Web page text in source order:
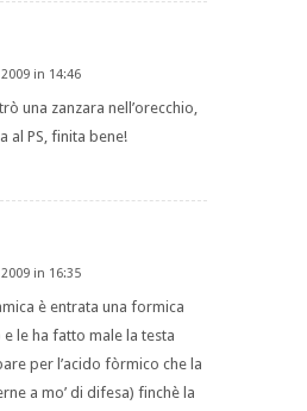
in 14:46
una zanzara nell’orecchio,
al PS, finita bene!
in 16:35
è entrata una formica
e le ha fatto male la testa
per l’acido fòrmico che la
a mo’ di difesa) finchè la